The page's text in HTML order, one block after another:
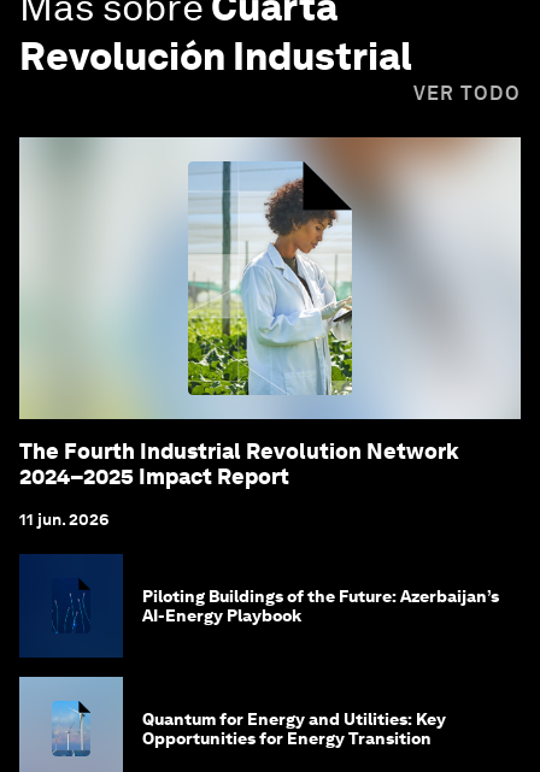
Revolución Industrial
VER TODO
The Fourth Industrial Revolution Network
2024–2025 Impact Report
11 jun. 2026
Piloting Buildings of the Future: Azerbaijan’s
AI-Energy Playbook
Quantum for Energy and Utilities: Key
Opportunities for Energy Transition